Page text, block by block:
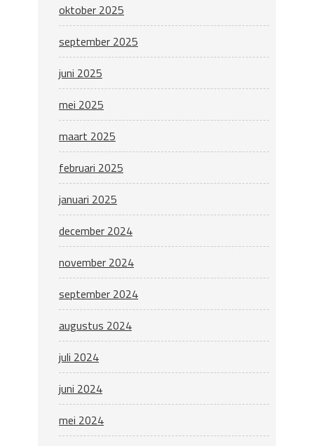
oktober 2025
september 2025
juni 2025
mei 2025
maart 2025
februari 2025
januari 2025
december 2024
november 2024
september 2024
augustus 2024
juli 2024
juni 2024
mei 2024